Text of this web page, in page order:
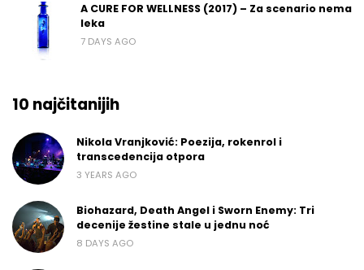
A CURE FOR WELLNESS (2017) – Za scenario nema
leka
7 DAYS AGO
10 najčitanijih
Nikola Vranjković: Poezija, rokenrol i
transcedencija otpora
3 YEARS AGO
Biohazard, Death Angel i Sworn Enemy: Tri
decenije žestine stale u jednu noć
8 DAYS AGO